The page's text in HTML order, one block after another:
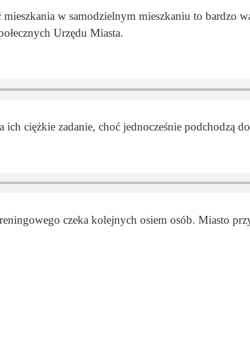
w samodzielnym mieszkaniu to bardzo
Urzędu Miasta.
ich ciężkie zadanie, choć jednocześnie podchodzą
czeka kolejnych osiem osób. Miasto